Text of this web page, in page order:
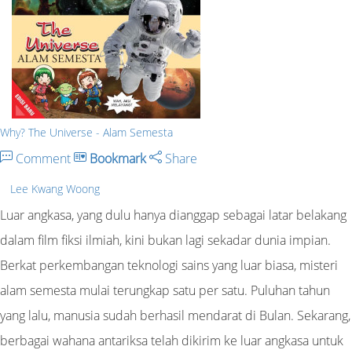
Why? The Universe - Alam Semesta
Comment Bookmark Share
Lee Kwang Woong
Luar angkasa, yang dulu hanya dianggap sebagai latar belakang
dalam film fiksi ilmiah, kini bukan lagi sekadar dunia impian.
Berkat perkembangan teknologi sains yang luar biasa, misteri
alam semesta mulai terungkap satu per satu. Puluhan tahun
yang lalu, manusia sudah berhasil mendarat di Bulan. Sekarang,
berbagai wahana antariksa telah dikirim ke luar angkasa untuk